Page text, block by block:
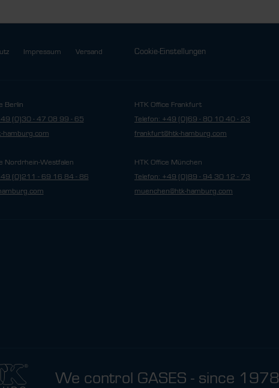
Impressum Versand Cookie-Einstellungen
Berlin
(0)30 - 47 08 99 - 65
hamburg.com
Nordrhein-Westfalen
(0)211 - 69 16 84 - 86
HTK Office Frankfurt
Telefon: +49 (0)69 - 80 10 40 - 23
frankfurt@htk-hamburg.com
HTK Office München
Telefon: +49 (0)89 - 94 30 12 - 73
muenchen@htk-hamburg.com
We control GASES - since 1978